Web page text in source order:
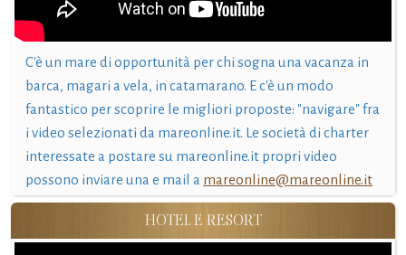
C'è un mare di opportunità per chi sogna una vacanza in
barca, magari a vela, in catamarano. E c'è un modo
fantastico per scoprire le migliori proposte: "navigare" fra
i video selezionati da mareonline.it. Le società di charter
interessate a postare su mareonline.it propri video
possono inviare una e mail a mareonline@mareonline.it
HOTEL E RESORT